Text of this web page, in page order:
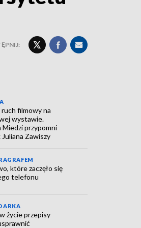
filmowy na
wystawie.
Miedzi przypomni
Zawiszy
które zaczęło się
telefonu
życie przepisy